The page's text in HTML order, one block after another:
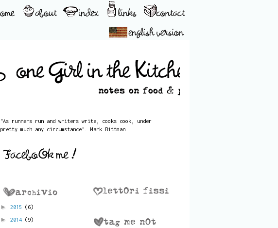
"As runners run and writers write, cooks cook, under
pretty much any circumstance". Mark Bittman
► 2015 (6)
► 2014 (9)